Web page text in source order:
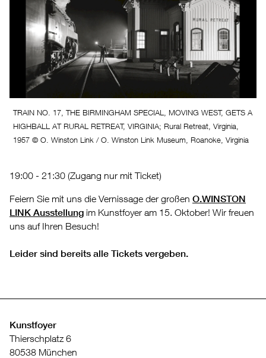
TRAIN NO. 17, THE BIRMINGHAM SPECIAL, MOVING WEST, GETS A
HIGHBALL AT RURAL RETREAT, VIRGINIA; Rural Retreat, Virginia,
1957 © O. Winston Link / O. Winston Link Museum, Roanoke, Virginia
19:00 - 21:30 (Zugang nur mit Ticket)
Feiern Sie mit uns die Vernissage der großen O.WINSTON
LINK Ausstellung im Kunstfoyer am 15. Oktober! Wir freuen
uns auf Ihren Besuch!
Leider sind bereits alle Tickets vergeben.
Kunstfoyer
Thierschplatz 6
80538 München